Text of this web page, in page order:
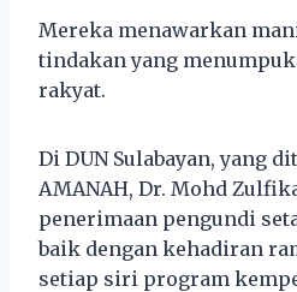
Mereka menawarkan
tindakan yang
rakyat.
Di DUN Sulabayan, yang
AMANAH, Dr. Mohd
penerimaan pengundi
baik dengan kehadiran
setiap siri program